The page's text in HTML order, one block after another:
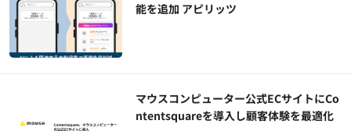
能を追加 アピリッツ
マウスコンピューター公式ECサイトにCo
ntentsquareを導入し顧客体験を最適化